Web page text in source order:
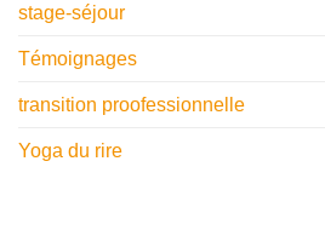
stage-séjour
Témoignages
transition proofessionnelle
Yoga du rire